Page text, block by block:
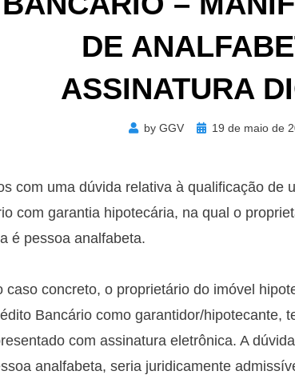
DE
ASSINATURA
byGGV
Posted19 de maio de
com uma dúvida relativa à qualificação de
com garantia hipotecária, na qual o
é pessoa analfabeta.
caso concreto, o proprietário do imóvel
Bancário como garantidor/hipotecante,
com assinatura eletrônica. A
analfabeta, seria juridicamente